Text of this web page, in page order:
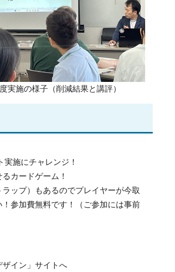
実施の様子（削減結果と講評）
施にチャレンジ！
カードゲーム！
ップ）もあるのでプレイヤーが今取
参加費無料です！（ご参加には事前
イン」サイトへ